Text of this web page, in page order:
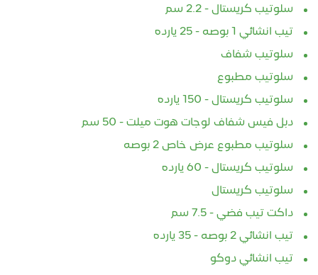
سلوتيب كريستال - 2.2 سم
تيب انشائي 1 بوصه - 25 يارده
سلوتيب شفاف
سلوتيب مطبوع
سلوتيب كريستال - 150 يارده
دبل فيس شفاف لوجات هوت ميلت - 50 سم
سلوتيب مطبوع عرض خاص 2 بوصه
سلوتيب كريستال - 60 يارده
سلوتيب كريستال
داكت تيب فضي - 7.5 سم
تيب انشائي 2 بوصه - 35 يارده
تيب انشائي دوكو